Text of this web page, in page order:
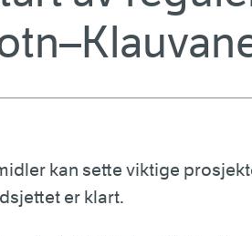
kan sette viktige
er klart.